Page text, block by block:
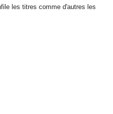
les titres comme d'autres les